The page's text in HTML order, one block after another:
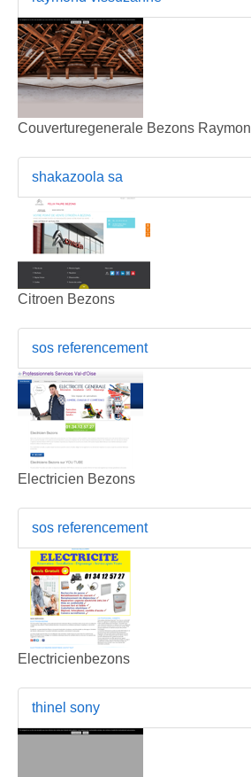
Couverturegenerale Bezons
shakazoola sa
Citroen Bezons
sos referencement
Electricien Bezons
sos referencement
Electricienbezons
thinel sony